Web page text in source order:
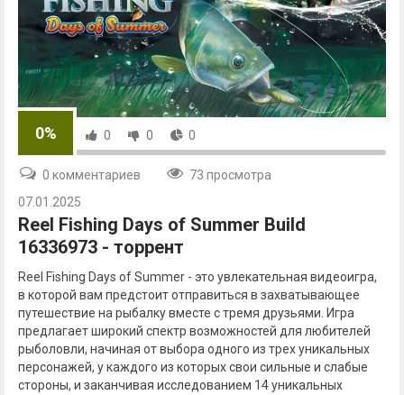
0% 0 0 0
0 комментариев
73 просмотра
07.01.2025
Reel Fishing Days of Summer Build
16336973 - торрент
Reel Fishing Days of Summer - это увлекательная видеоигра,
в которой вам предстоит отправиться в захватывающее
путешествие на рыбалку вместе с тремя друзьями. Игра
предлагает широкий спектр возможностей для любителей
рыболовли, начиная от выбора одного из трех уникальных
персонажей, у каждого из которых свои сильные и слабые
стороны, и заканчивая исследованием 14 уникальных